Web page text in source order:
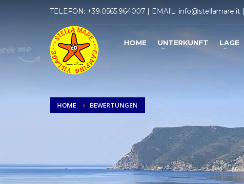
TELEFON: +39.0565.964007 | EMAIL: info@stellamare.it |
HOME UNTERKUNFT LAGE
HOME BEWERTUNGEN